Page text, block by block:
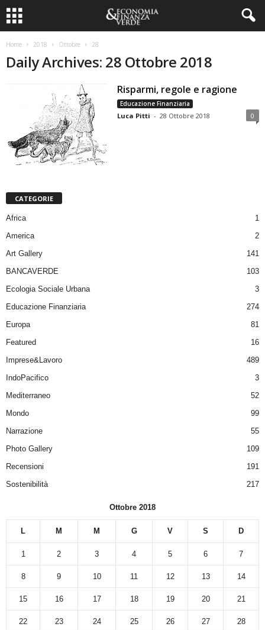
Home 2018 Ottobre 28
Daily Archives: 28 Ottobre 2018
Risparmi, regole e ragione
Educazione Finanziaria
Luca Pitti - 28 Ottobre 2018 0
CATEGORIE
Africa
1
America
2
Art Gallery
141
BANCAVERDE
103
Ecologia Sociale Urbana
3
Educazione Finanziaria
274
Europa
81
Featured
16
Imprese&Lavoro
489
IndoPacifico
3
Mediterraneo
52
Mondo
99
Narrazione
55
Photo Gallery
109
Recensioni
191
Sostenibilità
217
Ottobre 2018
L M M G V S D
1 2 3 4 5 6 7
8 9 10 11 12 13 14
15 16 17 18 19 20 21
22 23 24 25 26 27 28